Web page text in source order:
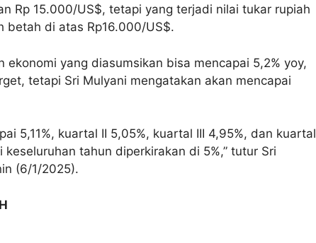
Rp 15.000/US$, tetapi yang terjadi nilai tukar rupiah
betah di atas Rp16.000/US$.
yang diasumsikan bisa mencapai 5,2% yoy,
tetapi Sri Mulyani mengatakan akan mencapai
5,11%, kuartal II 5,05%, kuartal III 4,95%, dan kuartal
tahun diperkirakan di 5%,” tutur Sri
(6/1/2025).